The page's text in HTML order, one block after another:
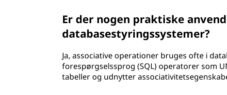
Er der nogen praktiske
databasestyringssystemer?
Ja, associative operationer bruges ofte i
forespørgselssprog (SQL) operatorer som
tabeller og udnytter